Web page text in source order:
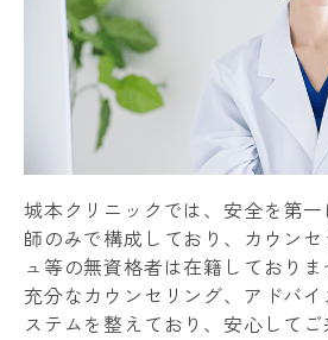
城本クリニックでは、安全を第
師のみで構成しており、カウン
ュ等の無資格者は在籍しておりま
充分なカウンセリング、アドバ
ステムを整えており、安心してご